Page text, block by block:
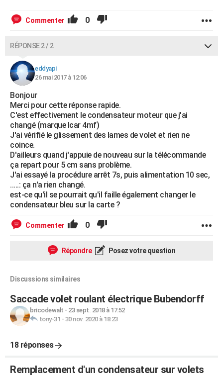
Commenter 0
RÉPONSE 2 / 2
eddyapi
26 mai 2017 à 12:06
Bonjour
Merci pour cette réponse rapide.
C'est effectivement le condensateur moteur que j'ai
changé (marque Icar 4mf)
J'ai vérifié le glissement des lames de volet et rien ne
coince.
D'ailleurs quand j'appuie de nouveau sur la télécommande
ça repart pour 5 cm sans problème.
J'ai essayé la procédure arrêt 7s, puis alimentation 10 sec,
.....: ça n'a rien changé.
est-ce qu'il se pourrait qu'il faille également changer le
condensateur bleu sur la carte ?
Commenter 0
Répondre Posez votre question
Discussions similaires
Saccade volet roulant électrique Bubendorff
bricodewalt - 23 sept. 2018 à 17:52
tony-31 - 30 nov. 2020 à 18:23
18 réponses
Remplacement d'un condensateur sur volets